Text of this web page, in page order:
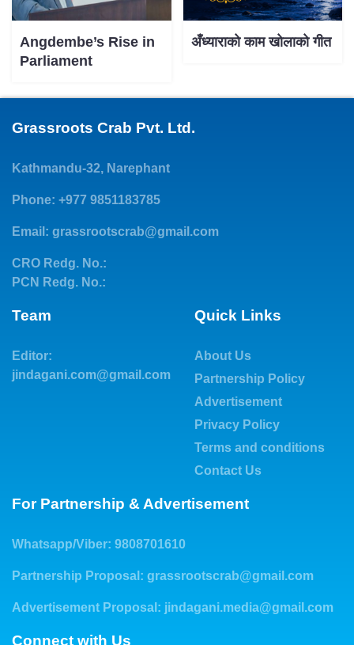
Angdembe’s Rise in
Parliament
अँध्याराको काम खोलाको गीत
Grassroots Crab Pvt. Ltd.
Kathmandu-32, Narephant
Phone: +977 9851183785
Email: grassrootscrab@gmail.com
CRO Redg. No.:
PCN Redg. No.:
Team
Editor:
jindagani.com@gmail.com
Quick Links
About Us
Partnership Policy
Advertisement
Privacy Policy
Terms and conditions
Contact Us
For Partnership & Advertisement
Whatsapp/Viber: 9808701610
Partnership Proposal: grassrootscrab@gmail.com
Advertisement Proposal: jindagani.media@gmail.com
Connect with Us